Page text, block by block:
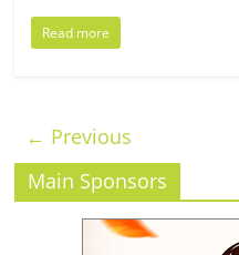
Read more
← Previous
Main Sponsors